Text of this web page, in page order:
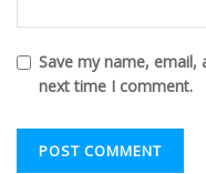
Save my name,
next time I comment.